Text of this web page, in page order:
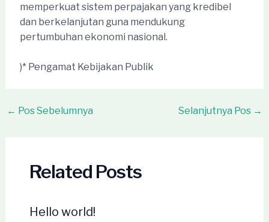
memperkuat sistem perpajakan yang kredibel
dan berkelanjutan guna mendukung
pertumbuhan ekonomi nasional.
)* Pengamat Kebijakan Publik
Post
← Pos Sebelumnya Selanjutnya Pos →
Related Posts
Hello world!